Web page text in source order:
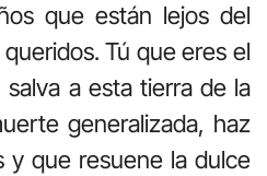
que están lejos del
Tú que eres el
a esta tierra de la
generalizada, haz
y que resuene la dulce